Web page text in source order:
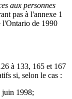
aux personnes
pas à l'annexe 1
l'Ontario de 1990
à 133, 165 et 167
si, selon le cas :
juin 1998;